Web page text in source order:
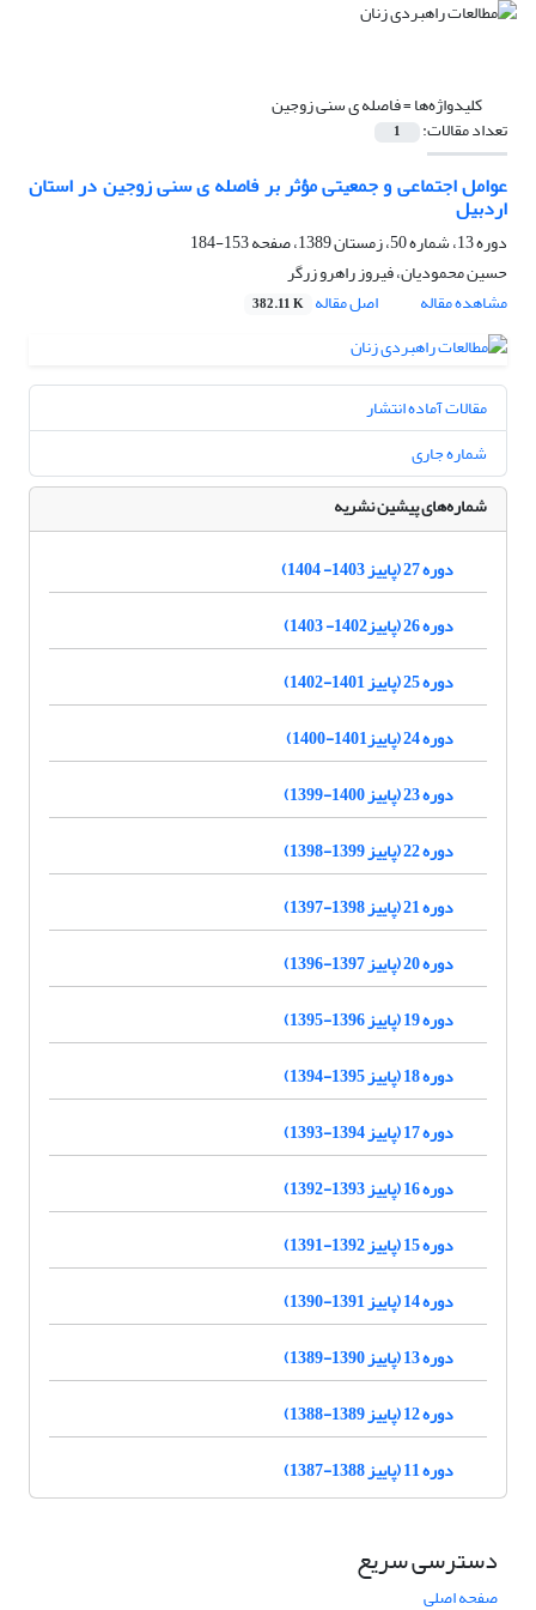
کلیدواژه‌ها =فاصله ی سنی زوجین
تعداد مقالات: 1
عوامل اجتماعی و جمعیتی مؤثر بر فاصله ی سنی زوجین در استان
اردبیل
دوره 13، شماره 50، زمستان 1389، صفحه
153-184
حسین محمودیان، فیروز راهرو زرگر
مشاهده مقاله
اصل مقاله 382.11 K
مقالات آماده انتشار
شماره جاری
شماره‌های پیشین نشریه
دوره 27 (پاییز 1403- 1404)
دوره 26 (پاییز1402- 1403)
دوره 25 (پاییز 1401-1402)
دوره 24 (پاییز1401-1400)
دوره 23 (پاییز 1400-1399)
دوره 22 (پاییز 1399-1398)
دوره 21 (پاییز 1398-1397)
دوره 20 (پاییز 1397-1396)
دوره 19 (پاییز 1396-1395)
دوره 18 (پاییز 1395-1394)
دوره 17 (پاییز 1394-1393)
دوره 16 (پاییز 1393-1392)
دوره 15 (پاییز 1392-1391)
دوره 14 (پاییز 1391-1390)
دوره 13 (پاییز 1390-1389)
دوره 12 (پاییز 1389-1388)
دوره 11 (پاییز 1388-1387)
دسترسی سریع
صفحه اصلی